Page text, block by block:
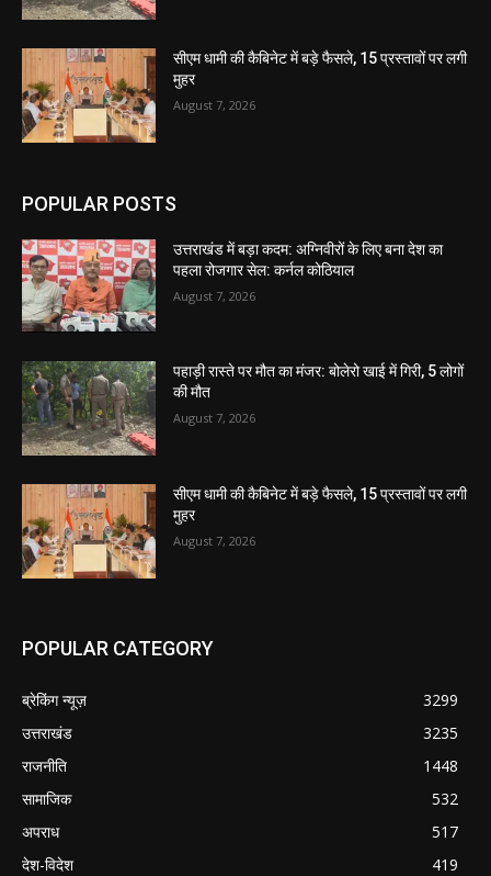
सीएम धामी की कैबिनेट में बड़े फैसले, 15 प्रस्तावों पर लगी
मुहर
August 7, 2026
POPULAR POSTS
उत्तराखंड में बड़ा कदम: अग्निवीरों के लिए बना देश का
पहला रोजगार सेल: कर्नल कोठियाल
August 7, 2026
पहाड़ी रास्ते पर मौत का मंजर: बोलेरो खाई में गिरी, 5 लोगों
की मौत
August 7, 2026
सीएम धामी की कैबिनेट में बड़े फैसले, 15 प्रस्तावों पर लगी
मुहर
August 7, 2026
POPULAR CATEGORY
ब्रेकिंग न्यूज़
3299
उत्तराखंड
3235
राजनीति
1448
सामाजिक
532
अपराध
517
देश-विदेश
419